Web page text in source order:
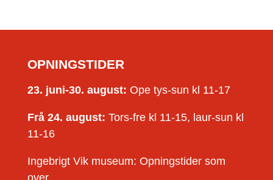
OPNINGSTIDER
23. juni-30. august: Ope tys-sun kl 11-17
Frå 24. august: Tors-fre kl 11-15, laur-sun kl
11-16
Ingebrigt Vik museum: Opningstider som
over